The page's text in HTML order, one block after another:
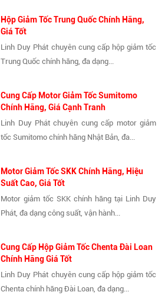
Hộp Giảm Tốc Trung Quốc Chính Hãng,
Giá Tốt
Linh Duy Phát chuyên cung cấp hộp giảm tốc
Trung Quốc chính hãng, đa dạng...
Cung Cấp Motor Giảm Tốc Sumitomo
Chính Hãng, Giá Cạnh Tranh
Linh Duy Phát chuyên cung cấp motor giảm
tốc Sumitomo chính hãng Nhật Bản, đa...
Motor Giảm Tốc SKK Chính Hãng, Hiệu
Suất Cao, Giá Tốt
Motor giảm tốc SKK chính hãng tại Linh Duy
Phát, đa dạng công suất, vận hành...
Cung Cấp Hộp Giảm Tốc Chenta Đài Loan
Chính Hãng Giá Tốt
Linh Duy Phát chuyên cung cấp hộp giảm tốc
Chenta chính hãng Đài Loan, đa dạng...